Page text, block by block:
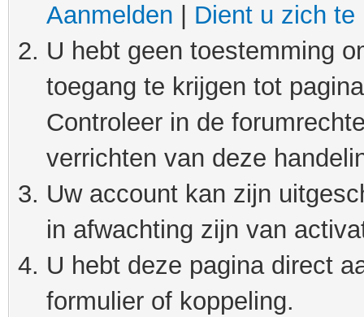
Aanmelden
Dient u zich te
U hebt geen toestemming
toegang te krijgen tot
Controleer in de
verrichten van deze
Uw account kan zijn
in afwachting zijn van
U hebt deze pagina direct
formulier of koppeling.